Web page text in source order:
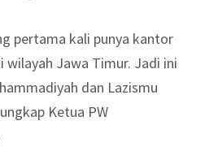
pertama kali punya kantor
wilayah Jawa Timur. Jadi ini
dan Lazismu
Ketua PW